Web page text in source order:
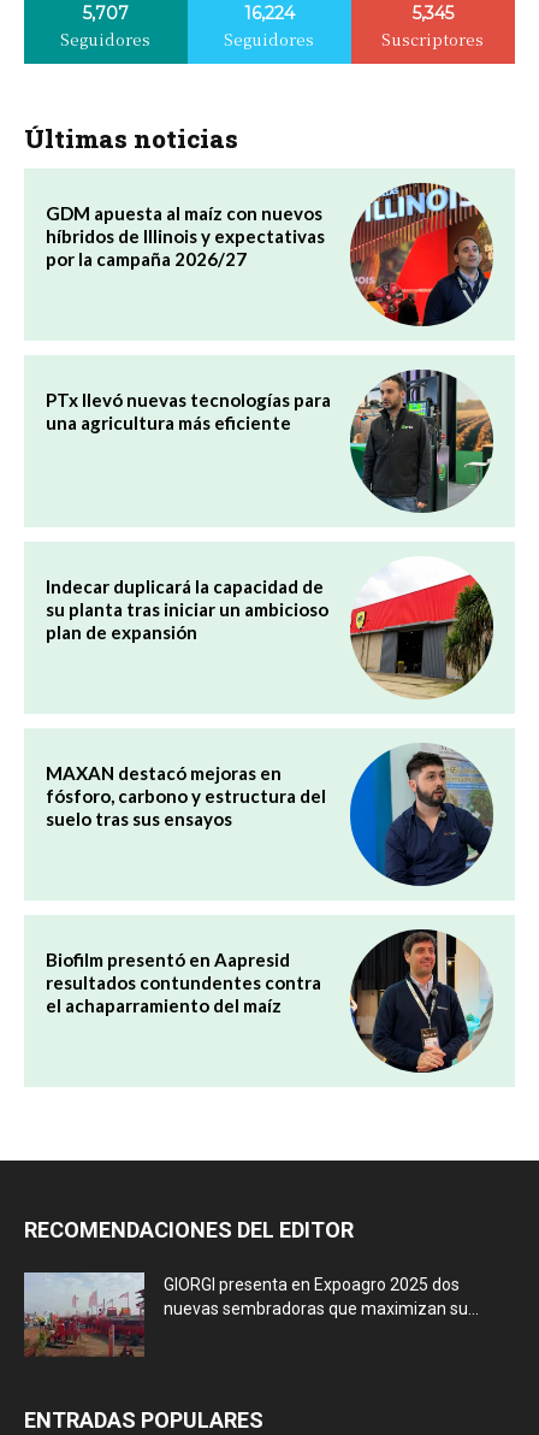
5,707
Seguidores
16,224
Seguidores
5,345
Suscriptores
Últimas noticias
GDM apuesta al maíz con nuevos
híbridos de Illinois y expectativas
por la campaña 2026/27
PTx llevó nuevas tecnologías para
una agricultura más eficiente
Indecar duplicará la capacidad de
su planta tras iniciar un ambicioso
plan de expansión
MAXAN destacó mejoras en
fósforo, carbono y estructura del
suelo tras sus ensayos
Biofilm presentó en Aapresid
resultados contundentes contra
el achaparramiento del maíz
RECOMENDACIONES DEL EDITOR
GIORGI presenta en Expoagro 2025 dos
nuevas sembradoras que maximizan su...
ENTRADAS POPULARES